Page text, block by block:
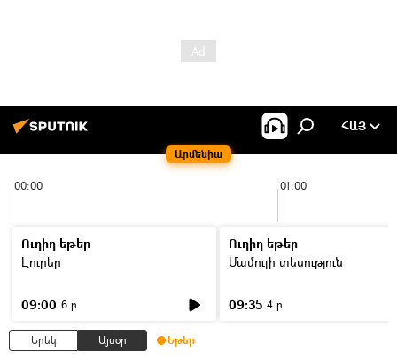
Արմենիա
ՀԱՅ
00:00 01:00
Ուղիղ եթեր
Լուրեր
09:00 6 ր
Ուղիղ եթեր
Մամուլի տեսություն
09:35 4 ր
Երեկ Այսօր Եթեր